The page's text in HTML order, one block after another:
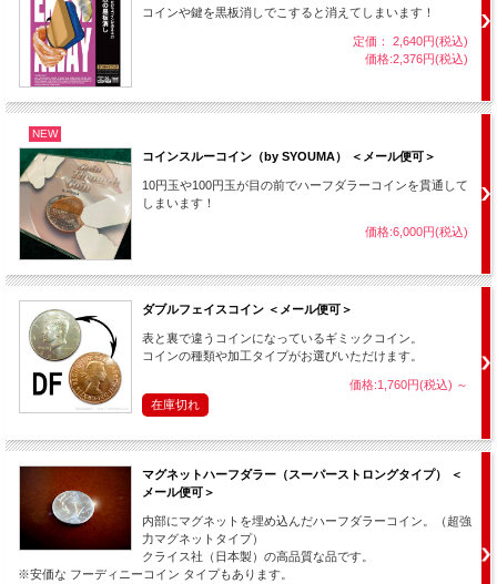
「もう一度やってみましょう。」
銅貨をカードでカバーし、相手の手の平に乗せます。
「さっき取り上げたコインをカードの上に乗せて下さい。 これで、前と同じ状態
になりました。」
カードの上に、相手の持っていた銅貨を乗せてもらいます。
はどこへ行ってしまったのか？ 実は・・・」
手の平の銅貨が銀貨
「ここにありました。」
２枚のコインの表裏を見せ、演技を終了します。
コインや鍵を黒板消しでこすると消えてしまいます！
定価： 2,640円(税込)
価格:2,376円(税込)
NEW
コインスルーコイン（by SYOUMA） ＜メール便可＞
10円玉や100円玉が目の前でハーフダラーコインを貫通して
しまいます！
価格:6,000円(税込)
ダブルフェイスコイン ＜メール便可＞
表と裏で違うコインになっているギミックコイン。
コインの種類や加工タイプがお選びいただけます。
価格:1,760円(税込) ～
在庫切れ
マグネットハーフダラー（スーパーストロングタイプ） ＜
メール便可＞
内部にマグネットを埋め込んだハーフダラーコイン。（超強
力マグネットタイプ）
クライス社（日本製）の高品質な品です。
※安価な フーディニーコイン タイプもあります。